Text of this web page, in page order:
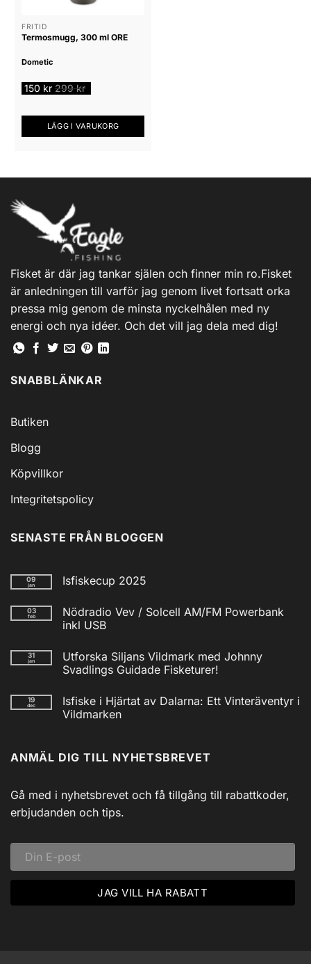
FRITID
Termosmugg, 300 ml ORE
Dometic
150 kr 299kr
LÄGG I VARUKORG
Fisket är där jag tankar själen och finner min ro.Fisket
är anledningen till varför jag genom livet fortsatt orka
pressa mig genom de minsta nyckelhålen med ny
energi och nya idéer. Och det vill jag dela med dig!
SNABBLÄNKAR
Butiken
Blogg
Köpvillkor
Integritetspolicy
SENASTE FRÅN BLOGGEN
09
jan Isfiskecup 2025
till
Isfiskecup
2025
03
feb
Nödradio Vev / Solcell AM/FM Powerbank
inkl USB
till
Nödradio
Vev
AM/FM
Powerbank
inkl
31
jan
Utforska Siljans Vildmark med Johnny
Svadlings Guidade Fisketurer!
till
Utforska
Siljans
Svadlings
Guidade
19
dec
Isfiske i Hjärtat av Dalarna: Ett Vinteräventyr i
Vildmarken
Isfiske
i
Dalarna:
Ett
Vinteräventyr
i
ANMÄL DIG TILL NYHETSBREVET
Gå med i nyhetsbrevet och få tillgång till rabattkoder,
erbjudanden och tips.